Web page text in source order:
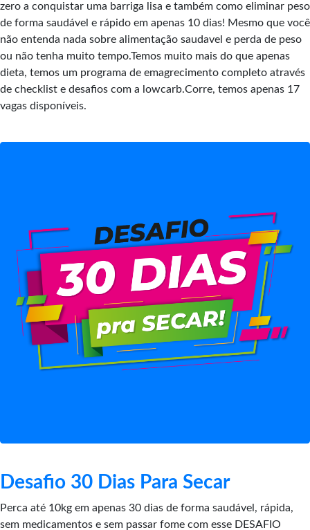
zero a conquistar uma barriga lisa e também como eliminar peso
de forma saudável e rápido em apenas 10 dias! Mesmo que você
não entenda nada sobre alimentação saudavel e perda de peso
ou não tenha muito tempo.Temos muito mais do que apenas
dieta, temos um programa de emagrecimento completo através
de checklist e desafios com a lowcarb.Corre, temos apenas 17
vagas disponíveis.
Desafio 30 Dias Para Secar
Perca até 10kg em apenas 30 dias de forma saudável, rápida,
sem medicamentos e sem passar fome com esse DESAFIO